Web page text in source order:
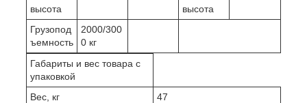
высота
высота
Грузопод
ъемность
2000/300
0 кг
Габариты и вес товара с
упаковкой
Вес, кг
47